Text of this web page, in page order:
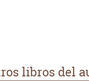
libros del